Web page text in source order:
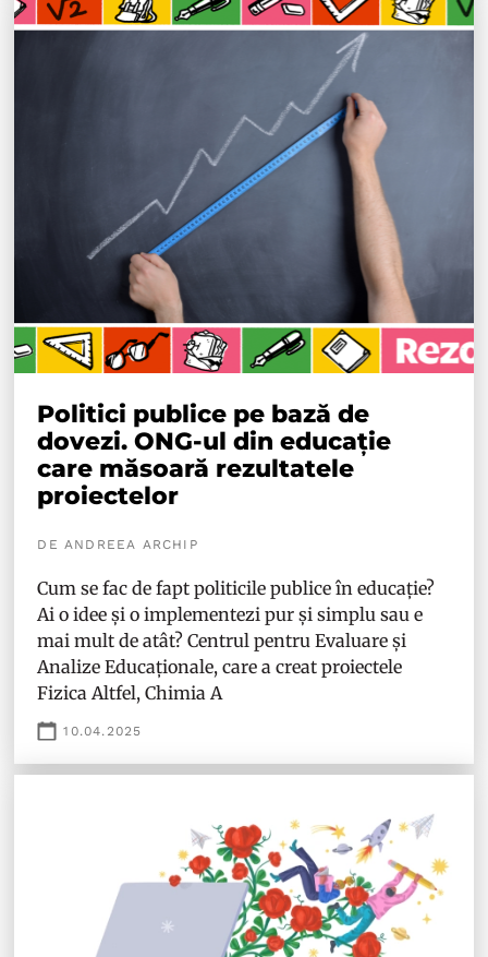
Politici publice pe bază de
dovezi. ONG-ul din educație
care măsoară rezultatele
proiectelor
DE ANDREEA ARCHIP
Cum se fac de fapt politicile publice în educație?
Ai o idee și o implementezi pur și simplu sau e
mai mult de atât? Centrul pentru Evaluare și
Analize Educaționale, care a creat proiectele
Fizica Altfel, Chimia A
10.04.2025